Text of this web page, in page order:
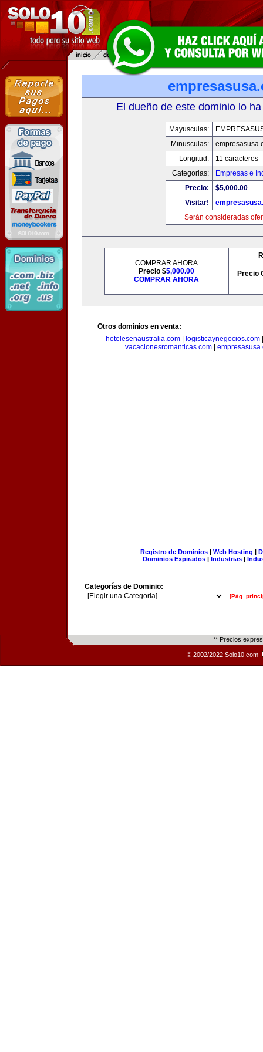
El dueño de este dominio lo
Mayusculas:
Minusculas:
Longitud:
11 caracteres
Categorias:
Empresas e
Precio:
$5,000.00
Visitar!
Serán consideradas
COMPRAR AHORA
Precio $5,000.00
COMPRAR AHORA
Precio
Otros dominios en venta:
hotelesenaustralia.com| logisticaynegocios.com
vacacionesromanticas.com
Registro de Dominios| Web Hosting |
Dominios Expirados | Industrias |
Categorías de Dominio:
[Pág.
** Precios
© 2002/2022 Solo10.com